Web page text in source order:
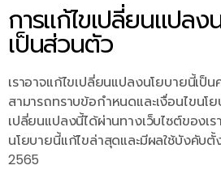
การแก้ไขเปลี่ยนแปลง
เป็นส่วนตัว
เราอาจแก้ไขเปลี่ยนแปลงนโยบายนี้เป็
สามารถทราบข้อกำหนดและเงื่อนไขนโ
เปลี่ยนแปลงนี้ได้ผ่านทางเว็บไซต์ของเรา
นโยบายนี้แก้ไขล่าสุดและมีผลใช้บังคับ
2565